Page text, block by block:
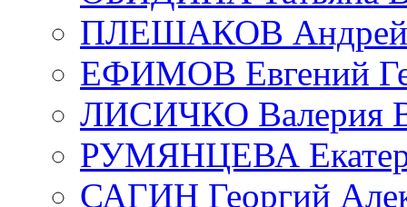
ПЛЕШАКОВ Андрей
ЕФИМОВ Евгений
ЛИСИЧКО Валерия
РУМЯНЦЕВА
САГИН Георгий